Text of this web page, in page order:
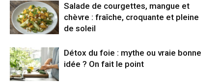
Salade de courgettes, mangue et
chèvre : fraîche, croquante et pleine
de soleil
Détox du foie : mythe ou vraie bonne
idée ? On fait le point